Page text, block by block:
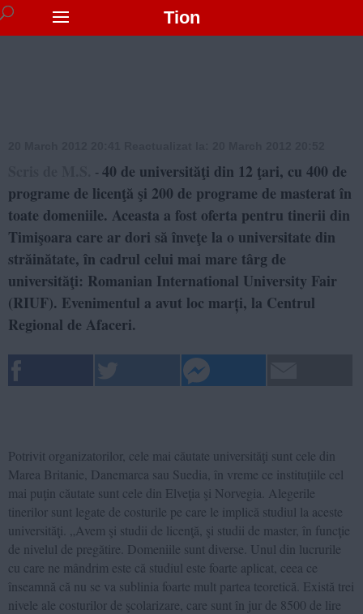
Tion
- 40 de universităţi din 12 ţari, cu 400 de
programe de licenţă şi 200 de programe de masterat în
toate domeniile. Aceasta a fost oferta pentru tinerii din
Timişoara care ar dori să înveţe la o universitate din
străinătate, în cadrul celui mai mare târg de
universităţi: Romanian International University Fair
(RIUF). Evenimentul a avut loc marți, la Centrul
Regional de Afaceri.
Potrivit organizatorilor, cele mai căutate universităţi sunt cele din
Marea Britanie, Danemarca sau Suedia, în vreme ce instituțiile cel
mai puţin căutate sunt cele din Elveţia şi Norvegia. Alegerile
tinerilor sunt legate de costurile pe care le implică studiul la aceste
universităţi. „Avem şi studii de licenţă, şi studii de master, în funcţie
de nivelul de pregătire. Domeniile sunt diverse. Unul din lucrurile
cu care ne mândrim este că studiul este foarte aplicat, ceea ce
înseamnă că nu se va sublinia foarte mult partea teoretică. Există trei
nivele ale costurilor de şcolarizare, care sunt în jur de 8500 de lire